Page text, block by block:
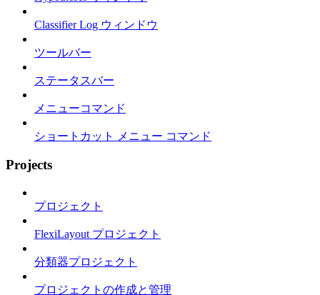
Classifier Log ウィンドウ
ツールバー
ステータスバー
メニューコマンド
ショートカット メニュー コマンド
Projects
プロジェクト
FlexiLayout プロジェクト
分類器プロジェクト
プロジェクトの作成と管理